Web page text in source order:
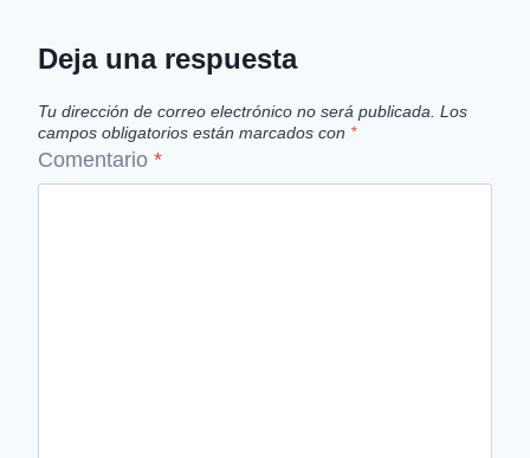
Deja una respuesta
Tu dirección de correo electrónico no será publicada. Los
campos obligatorios están marcados con *
Comentario *